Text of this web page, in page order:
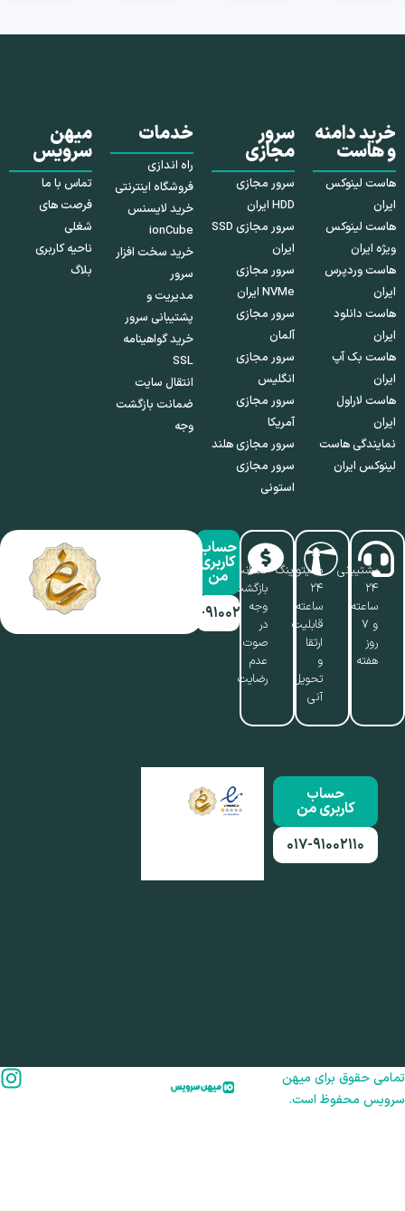
خرید دامنه
و هاست
هاست لینوکس
ایران
هاست لینوکس
ویژه ایران
هاست وردپرس
ایران
هاست دانلود
ایران
هاست بک آپ
ایران
هاست لاراول
ایران
نمایندگی هاست
لینوکس ایران
سرور
مجازی
سرور مجازی
HDD ایران
سرور مجازی SSD
ایران
سرور مجازی
NVMe ایران
سرور مجازی
آلمان
سرور مجازی
انگلیس
سرور مجازی
آمریکا
سرور مجازی هلند
سرور مجازی
استونی
خدمات
راه اندازی
فروشگاه اینترنتی
خرید لایسنس
ionCube
خرید سخت افزار
سرور
مدیریت و
پشتیبانی سرور
خرید گواهینامه
SSL
انتقال سایت
ضمانت بازگشت
وجه
میهن
سرویس
تماس با ما
فرصت های
شغلی
ناحیه کاربری
بلاگ
پشتیبانی
۲۴
ساعته
و ۷
روز
هفته
مانیتورینگ
۲۴
ساعته،
قابلیت
ارتقا
تحویل
آنی
ضمانت
بازگشت
وجه
در
صوت
عدم
رضایت
حساب
کاربری
من
۰۱۷-۹۱۰۰۲۱۱۰
حساب
کاربری من
۰۱۷-۹۱۰۰۲۱۱۰
حقوق برای میهن
محفوظ است.